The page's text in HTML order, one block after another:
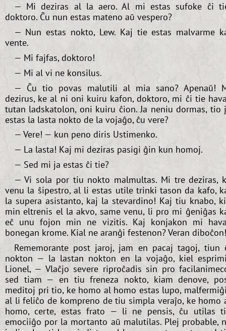
— Mi deziras al la aero. Al mi estas sufoke ĉi
doktoro. Ĉu nun estas mateno aŭ vespero?
— Nun estas nokto, Lew. Kaj tie estas malvarme
vente.
— Mi fajfas, doktoro!
— Mi al vi ne konsilus.
— Ĉu tio povas malutili al mia sano? Apenaŭ!
dezirus, ke al ni oni kuiru kafon, doktoro, mi ĉi tie
tutan ladskatolon, oni kuiru ĉion. Ja neniu dormas, tio
estas la lasta nokto de la vojaĝo, ĉu vere?
— Vere! — kun peno diris Ustimenko.
— La lasta! Kaj mi deziras pasigi ĝin kun homoj.
— Sed mi ja estas ĉi tie?
— Vi sola por tiu nokto malmultas. Mi tre deziras,
venu la ŝipestro, al li estas utile trinki tason da kafo,
la supera asistanto, kaj la stevardino! Kaj tiu knabo,
min eltrenis el la akvo, same venu, li pro mi ĝeniĝas
eĉ unu fojon min ne vizitis. Kaj konjakon mi
bonegan krome. Kial ne aranĝi festenon? Veran diboĉon!
Rememorante post jaroj, jam en pacaj tagoj, tiun
nokton — la lastan nokton en la vojaĝo, kiel
Lionel, — Vlaĉjo severe riproĉadis sin pro
sed tiam — en tiu freneza nokto, kiam denove,
meditoj pri tio, ke homo al homo estas lupo,
al li feliĉo de kompreno de tiu simpla veraĵo, ke homo
homo, certe, estas frato — li ne pensis, ĉu utilas
emociiĝo por la mortanto aŭ malutilas. Plej probable,